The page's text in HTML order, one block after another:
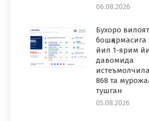
06.08.2026
Бухоро
бошқармасига
йил 1-ярим
давомида
868 та
тушган
05.08.2026